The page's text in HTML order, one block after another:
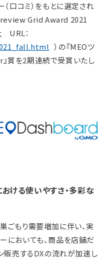
口コミ）をもとに選定され
Grid Award 2021
URL：
）の『MEOツ
』賞を2期連続で受賞いたし
ける使いやすさ・多彩な
ごもり需要増加に伴い、実
においても、商品を店舗だ
販売するDXの流れが加速し